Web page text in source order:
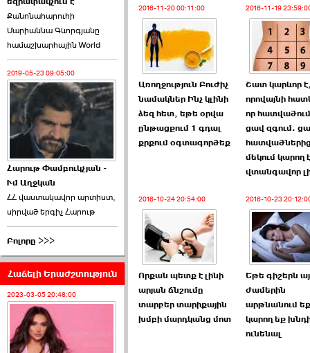
Ռուբեն Ռուբինյանը ›››
2026-06-23 21:28:00
«Ժողովուրդ»-ը
հերթական ›››
2026-06-21 23:00:00
armlur.ՔՊ-ի ներսում
սպասում են ›››
2026-06-10 22:55:00
Քանոնահարուհի
Մարիաննա Գևորգյանը
համաշխարհային World
2019-05-23 09:05:00
Հարութ Փամբուկչյան -
Ւմ Աղջկան
ՀՀ վաստակավոր արտիստ,
սիրված երգիչ Հարութ
Բոլորը >>>
Հաճելի Երաժշտություն
2023-03-05 20:48:00
2016-11-20 00:11:00
Առողջություն Բուժիչ
նամակներ Ինչ կլինի
ձեզ հետ, եթե օրվա
ընթացքում 1 գդալ
քրքում օգտագործեք
2016-11-19
Շատ կարևոր
որովայնի
որ
ցավ զգում.
մեկում կարող է
վտանգավոր
2016-10-24 20:54:00
Որքան պետք է լինի
արյան ճնշումը
տարբեր տարիքային
խմբի մարդկանց մոտ
2016-10-23
Եթե գիշերն
ժամերին
արթնանում
կարող եք
ունենալ